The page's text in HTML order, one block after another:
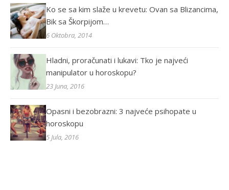
Ko se sa kim slaže u krevetu: Ovan sa Blizancima,
Bik sa Škorpijom…
6 Oktobra, 2014
Hladni, proračunati i lukavi: Tko je najveći
manipulator u horoskopu?
23 Juna, 2016
Opasni i bezobrazni: 3 najveće psihopate u
horoskopu
5 Jula, 2016